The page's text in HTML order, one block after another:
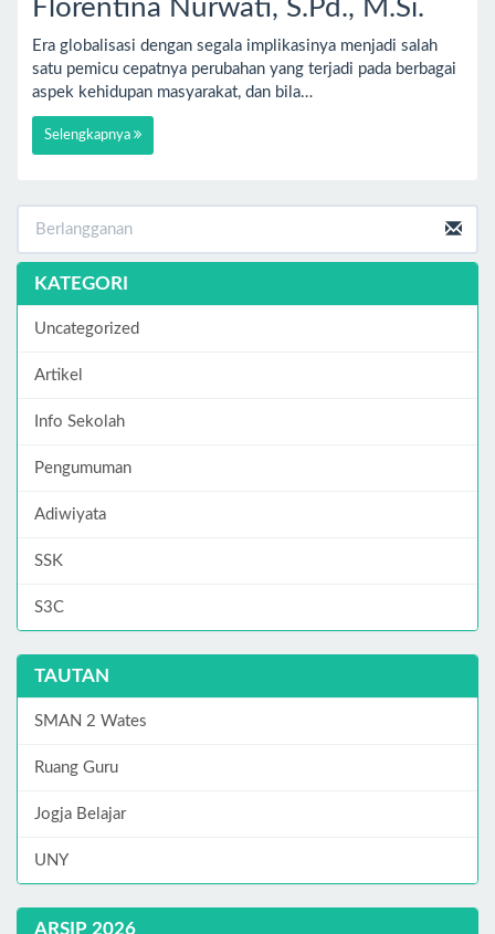
Florentina Nurwati, S.Pd., M.Si.
Era globalisasi dengan segala implikasinya menjadi salah
satu pemicu cepatnya perubahan yang terjadi pada berbagai
aspek kehidupan masyarakat, dan bila…
Selengkapnya
KATEGORI
Uncategorized
Artikel
Info Sekolah
Pengumuman
Adiwiyata
SSK
S3C
TAUTAN
SMAN 2 Wates
Ruang Guru
Jogja Belajar
UNY
ARSIP 2026